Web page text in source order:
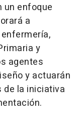
un enfoque
a
y
agentes
y actuarán
la iniciativa